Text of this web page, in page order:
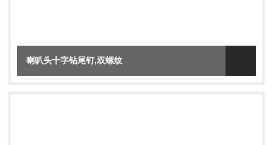
喇叭头十字钻尾钉,双螺纹